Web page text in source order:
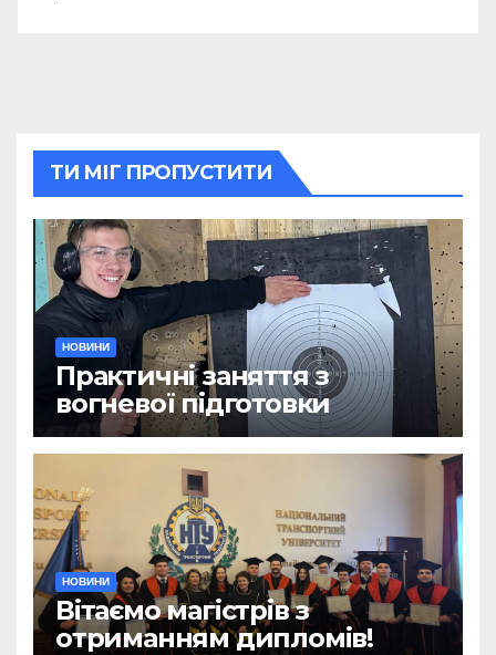
ТИ МІГ ПРОПУСТИТИ
НОВИНИ
Практичні заняття з
вогневої підготовки
НОВИНИ
Вітаємо магістрів з
отриманням дипломів!